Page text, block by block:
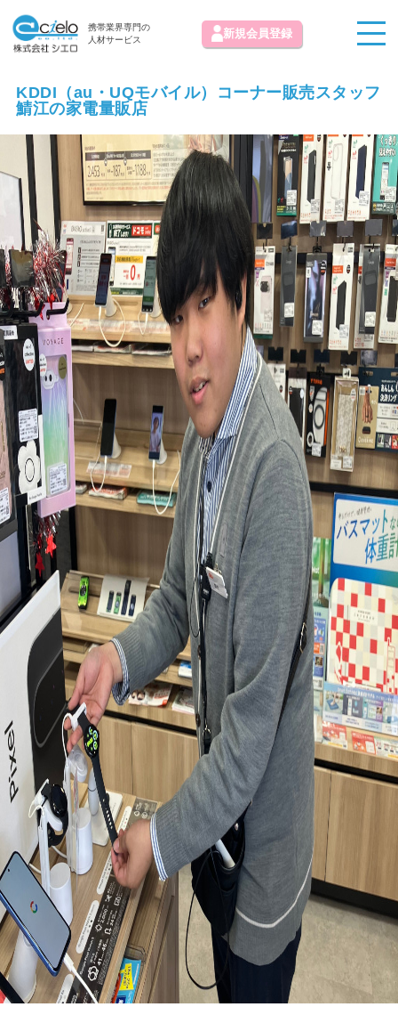
携帯業界専門の
人材サービス
新規会員登録
KDDI（au・UQモバイル）コーナー販売スタッフ
鯖江の家電量販店
お知らせ
お問い合わせ
よくある質問
利用規約
運営会社免責事項
プライバシーポリシー
© 株式会社シエロ All Rights Reserved.